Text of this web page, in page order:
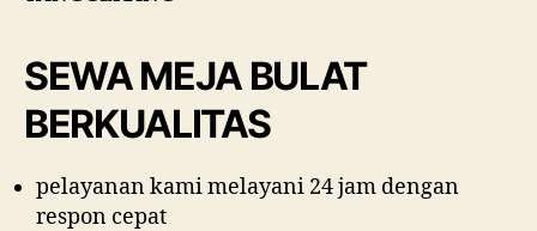
SEWA MEJA BULAT
BERKUALITAS
pelayanan kami melayani 24 jam dengan
respon cepat